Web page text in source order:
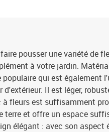
pousser une variété de
à votre jardin.
qui est également
Il est léger,
à fleurs est suffisamment
terre et offre un espace
élégant : avec son aspect